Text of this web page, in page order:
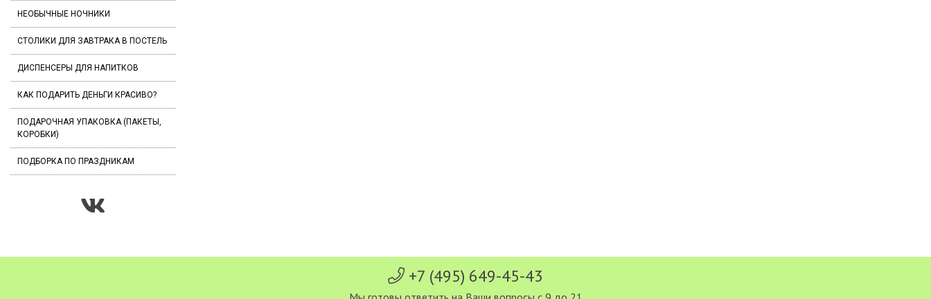
НЕОБЫЧНЫЕ НОЧНИКИ
СТОЛИКИ ДЛЯ ЗАВТРАКА В ПОСТЕЛЬ
ДИСПЕНСЕРЫ ДЛЯ НАПИТКОВ
КАК ПОДАРИТЬ ДЕНЬГИ КРАСИВО?
ПОДАРОЧНАЯ УПАКОВКА (ПАКЕТЫ,
КОРОБКИ)
ПОДБОРКА ПО ПРАЗДНИКАМ
+7 (495) 649-45-43